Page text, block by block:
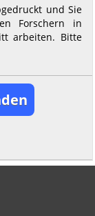
und Sie
Forschern in
arbeiten. Bitte